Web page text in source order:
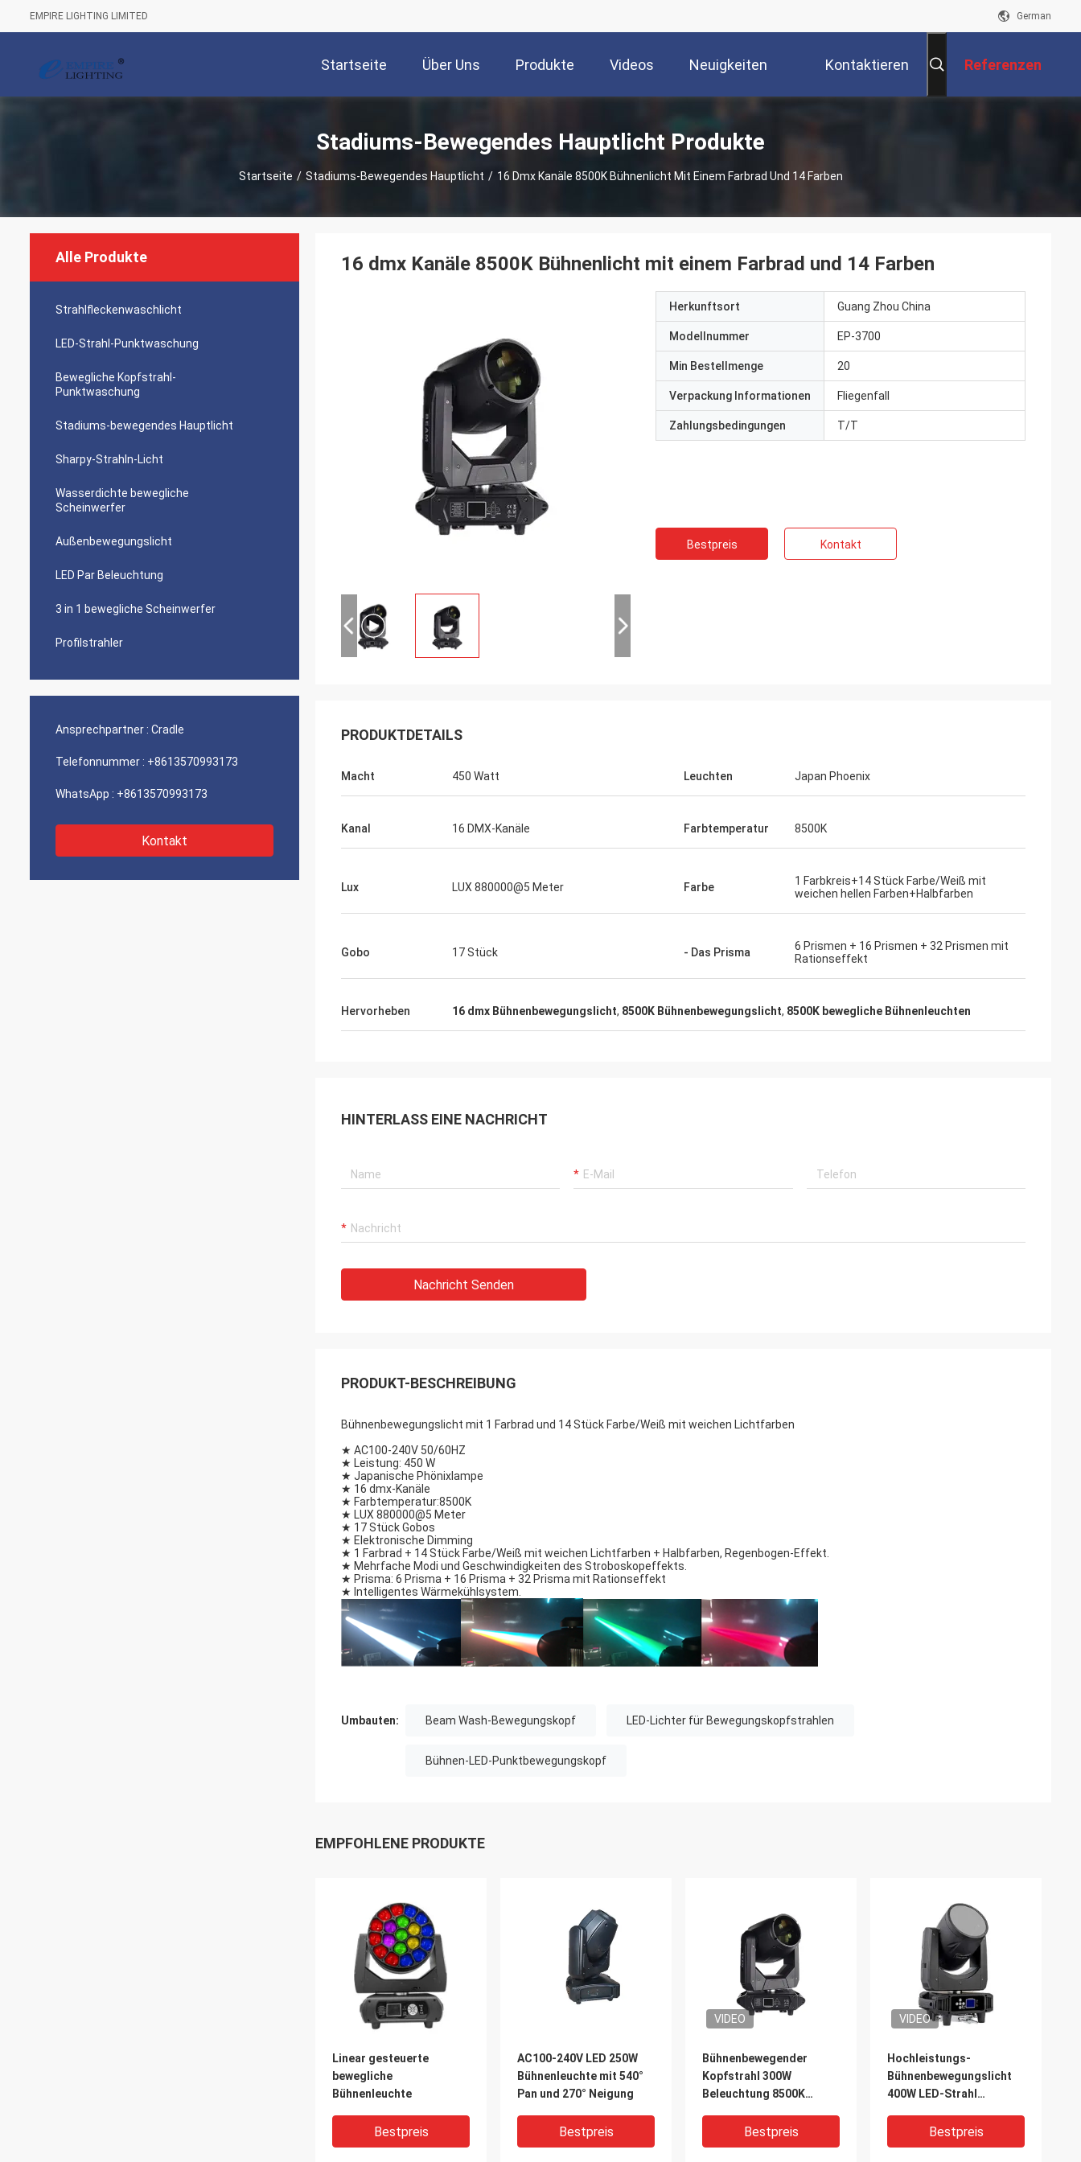
EMPIRE LIGHTING LIMITED German
Startseite Über Uns Produkte Videos Neuigkeiten Kontaktieren Referenzen
Stadiums-Bewegendes Hauptlicht Produkte
Startseite / Stadiums-Bewegendes Hauptlicht / 16 Dmx Kanäle 8500K Bühnenlicht Mit Einem Farbrad Und 14 Farben
Alle Produkte
Strahlfleckenwaschlicht
LED-Strahl-Punktwaschung
Bewegliche Kopfstrahl-
Punktwaschung
Stadiums-bewegendes Hauptlicht
Sharpy-Strahln-Licht
Wasserdichte bewegliche
Scheinwerfer
Außenbewegungslicht
LED Par Beleuchtung
3 in 1 bewegliche Scheinwerfer
Profilstrahler
Ansprechpartner : Cradle
Telefonnummer : +8613570993173
WhatsApp : +8613570993173
Kontakt
16 dmx Kanäle 8500K Bühnenlicht mit einem Farbrad und 14 Farben
Herkunftsort Guang Zhou China
Modellnummer EP-3700
Min Bestellmenge 20
Verpackung Informationen Fliegenfall
Zahlungsbedingungen T/T
Bestpreis Kontakt
PRODUKTDETAILS
Macht 450 Watt Leuchten Japan Phoenix
Kanal 16 DMX-Kanäle Farbtemperatur 8500K
Lux LUX 880000@5 Meter Farbe
1 Farbkreis+14 Stück Farbe/Weiß mit
weichen hellen Farben+Halbfarben
Gobo 17 Stück - Das Prisma
6 Prismen + 16 Prismen + 32 Prismen mit
Rationseffekt
Hervorheben 16 dmx Bühnenbewegungslicht, 8500K Bühnenbewegungslicht, 8500K bewegliche Bühnenleuchten
HINTERLASS EINE NACHRICHT
Nachricht Senden
PRODUKT-BESCHREIBUNG
Bühnenbewegungslicht mit 1 Farbrad und 14 Stück Farbe/Weiß mit weichen Lichtfarben
★ AC100-240V 50/60HZ
★ Leistung: 450 W
★ Japanische Phönixlampe
★ 16 dmx-Kanäle
★ Farbtemperatur:8500K
★ LUX 880000@5 Meter
★ 17 Stück Gobos
★ Elektronische Dimming
★ 1 Farbrad + 14 Stück Farbe/Weiß mit weichen Lichtfarben + Halbfarben, Regenbogen-Effekt.
★ Mehrfache Modi und Geschwindigkeiten des Stroboskopeffekts.
★ Prisma: 6 Prisma + 16 Prisma + 32 Prisma mit Rationseffekt
★ Intelligentes Wärmekühlsystem.
Umbauten: Beam Wash-Bewegungskopf LED-Lichter für Bewegungskopfstrahlen
Bühnen-LED-Punktbewegungskopf
EMPFOHLENE PRODUKTE
Linear gesteuerte
bewegliche
Bühnenleuchte
Bestpreis
AC100-240V LED 250W
Bühnenleuchte mit 540°
Pan und 270° Neigung
Bestpreis
VIDEO
Bühnenbewegender
Kopfstrahl 300W
Beleuchtung 8500K
240V 50/60HZ
Bestpreis
VIDEO
Hochleistungs-
Bühnenbewegungslicht
400W LED-Strahl
Bestpreis